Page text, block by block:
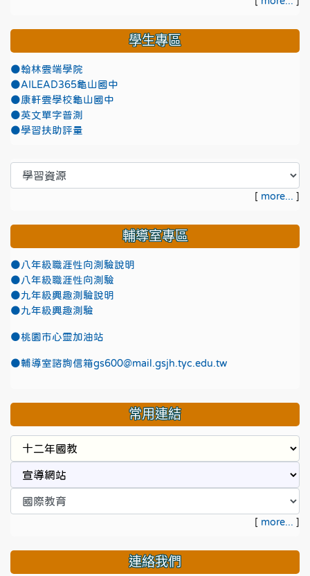
學生專區
●翰林雲端學院
●AILEAD365龜山國中
●康軒雲學校龜山國中
●英文單字普測
●學習扶助評量
[ more... ]
輔導室專區
●八年級職涯性向測驗說明
●八年級職涯性向測驗
●九年級興趣測驗說明
●九年級興趣測驗
●桃園市心靈加油站
●輔導室諮詢信箱gs600@mail.gsjh.tyc.edu.tw
常用連結
[ more... ]
連絡我們